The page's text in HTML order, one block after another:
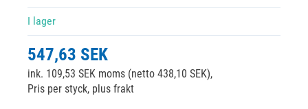
I lager
547,63 SEK
ink. 109,53 SEK moms (netto 438,10 SEK),
Pris per styck, plus frakt